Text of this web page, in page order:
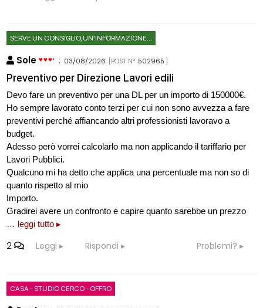
SERVE UN CONSIGLIO, UN'INFORMAZIONE...
Sole : 03/08/2026 [POST N° 502965 ]
Preventivo per Direzione Lavori edili
Devo fare un preventivo per una DL per un importo di 150000€.
Ho sempre lavorato conto terzi per cui non sono avvezza a fare
preventivi perché affiancando altri professionisti lavoravo a
budget.
Adesso però vorrei calcolarlo ma non applicando il tariffario per
Lavori Pubblici.
Qualcuno mi ha detto che applica una percentuale ma non so di
quanto rispetto al mio
Importo.
Gradirei avere un confronto e capire quanto sarebbe un prezzo
… leggi tutto ▸
2 Leggi Rispondi Problemi?
CASA - STUDIO CERCO - OFFRO